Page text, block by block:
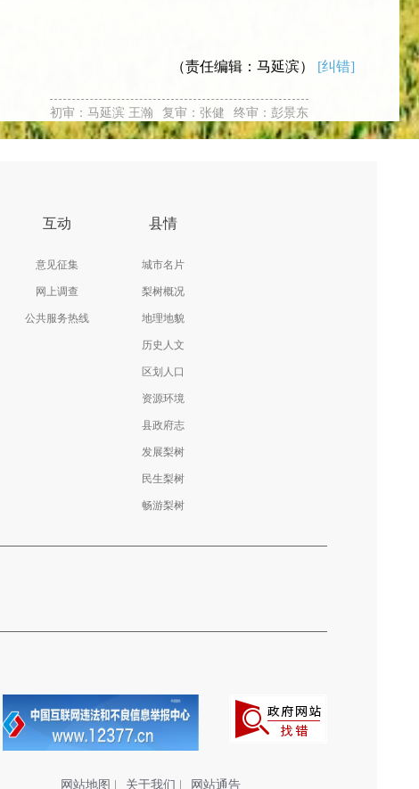
（责任编辑：马延滨） [纠错]
初审：马延滨 王瀚 复审：张健 终审：彭景东
互动
意见征集
网上调查
公共服务热线
县情
城市名片
梨树概况
地理地貌
历史人文
区划人口
资源环境
县政府志
发展梨树
民生梨树
畅游梨树
网站地图
关于我们 网站通告